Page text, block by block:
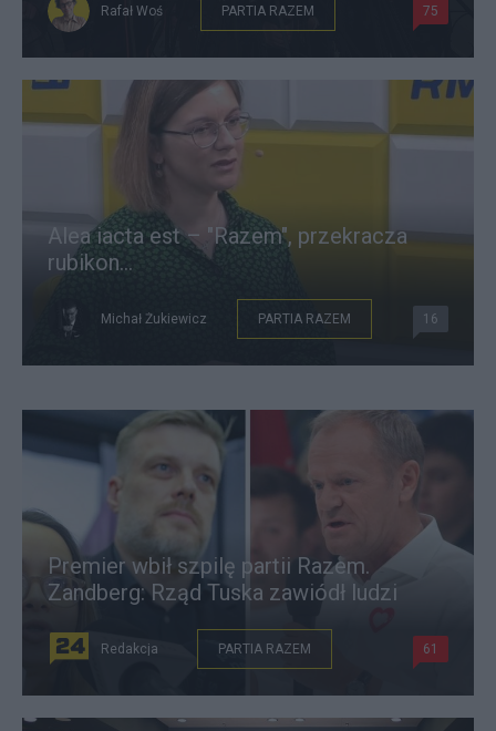
Rafał Woś PARTIA RAZEM 75
Alea iacta est – "Razem", przekracza
rubikon...
Michał Żukiewicz PARTIA RAZEM 16
Premier wbił szpilę partii Razem.
Zandberg: Rząd Tuska zawiódł ludzi
Redakcja PARTIA RAZEM 61